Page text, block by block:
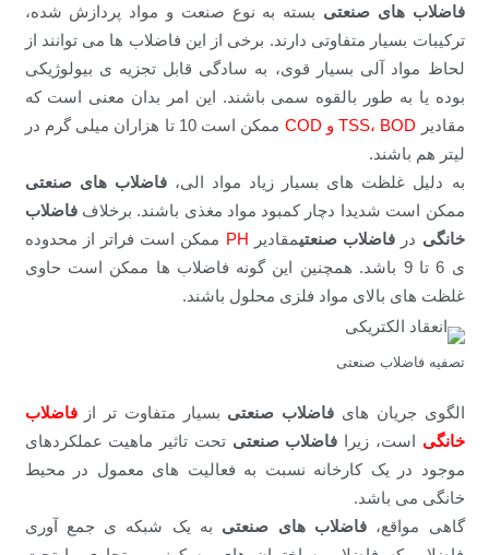
فاضلاب های صنعتی بسته به نوع صنعت و مواد پردازش شده،
ترکیبات بسیار متفاوتی دارند. برخی از این فاضلاب ها می توانند از
لحاظ مواد آلی بسیار قوی، به سادگی قابل تجزیه ی بیولوژیکی
بوده یا به طور بالقوه سمی باشند. این امر بدان معنی است که
مقادیر TSS، BOD و COD
ممکن است 10 تا هزاران میلی گرم در
لیتر هم باشند.
به دلیل غلظت های بسیار زیاد مواد الی،فاضلاب های صنعتی
ممکن است شدیدا دچار کمبود مواد مغذی باشند. برخلاففاضلاب
خانگی در فاضلاب صنعتیمقادیر PH ممکن است فراتر از محدوده
ی 6 تا 9 باشد. همچنین این گونه فاضلاب ها ممکن است حاوی
غلظت های بالای مواد فلزی محلول باشند.
تصفیه فاضلاب صنعتی
الگوی جریان های فاضلاب صنعتی بسیار متفاوت تر ازفاضلاب
خانگی است، زیرا فاضلاب صنعتی تحت تاثیر ماهیت عملکردهای
موجود در یک کارخانه نسبت به فعالیت های معمول در محیط
خانگی می باشد.
گاهی مواقع،فاضلاب های صنعتی به یک شبکه ی جمع آوری